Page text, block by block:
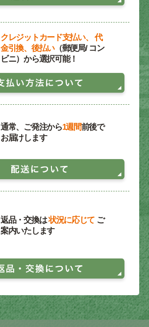
クレジットカード支払い、 代
金引換、後払い（郵便局/ コン
ビニ）から選択可能！
通常、ご発注から1週間前後で
お届けします
返品・交換は状況に応じて ご
案内いたします